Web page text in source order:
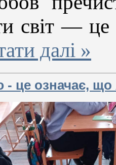
світ — це
далі »
- це означає, що